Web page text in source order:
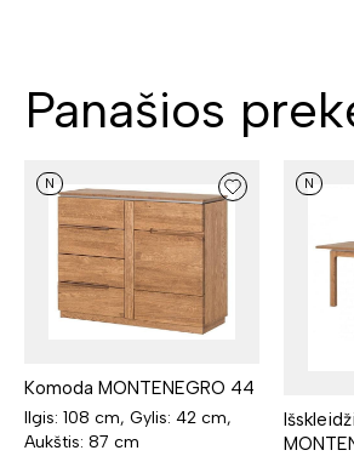
Panašios
N
Komoda MONTENEGRO 44
Ilgis: 108 cm, Gylis: 42 cm,
Aukštis: 87 cm
N